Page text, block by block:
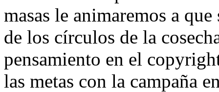
masas le animaremos a
de los círculos de la
pensamiento en el
las metas con la campaña